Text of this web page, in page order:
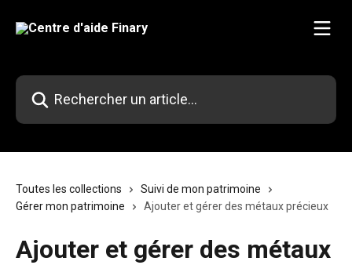
Rechercher un article...
Toutes les collections
Suivi de mon patrimoine
Gérer mon patrimoine
Ajouter et gérer des métaux précieux
Ajouter et gérer des métaux